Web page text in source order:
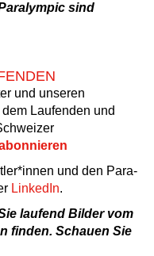
sind
und unseren
Laufenden und
und den Para-
LinkedIn.
laufend Bilder vom
finden. Schauen Sie